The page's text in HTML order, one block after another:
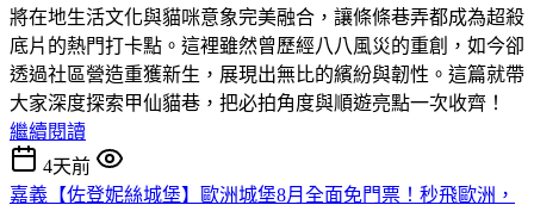
將在地生活文化與貓咪意象完美融合，讓條條巷弄都成為超殺
底片的熱門打卡點。這裡雖然曾歷經八八風災的重創，如今卻
透過社區營造重獲新生，展現出無比的繽紛與韌性。這篇就帶
大家深度探索甲仙貓巷，把必拍角度與順遊亮點一次收齊！
繼續閱讀
4天前
嘉義【佐登妮絲城堡】歐洲城堡8月全面免門票！秒飛歐洲，